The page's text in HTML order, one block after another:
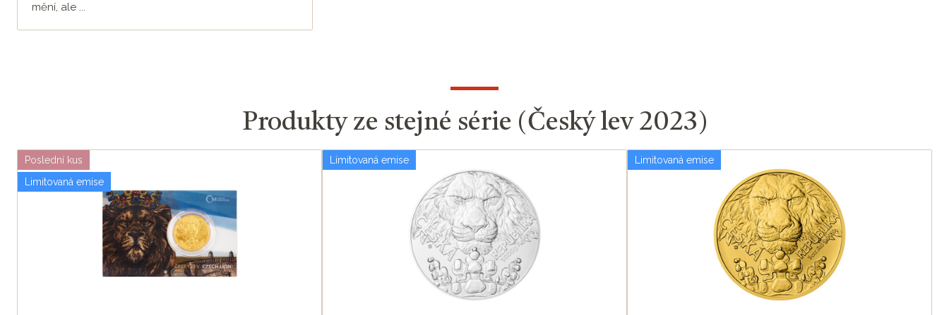
mění, ale ...
Produkty ze stejné série (Český lev 2023)
Poslední kus
Limitovaná emise
Limitovaná emise Limitovaná emise